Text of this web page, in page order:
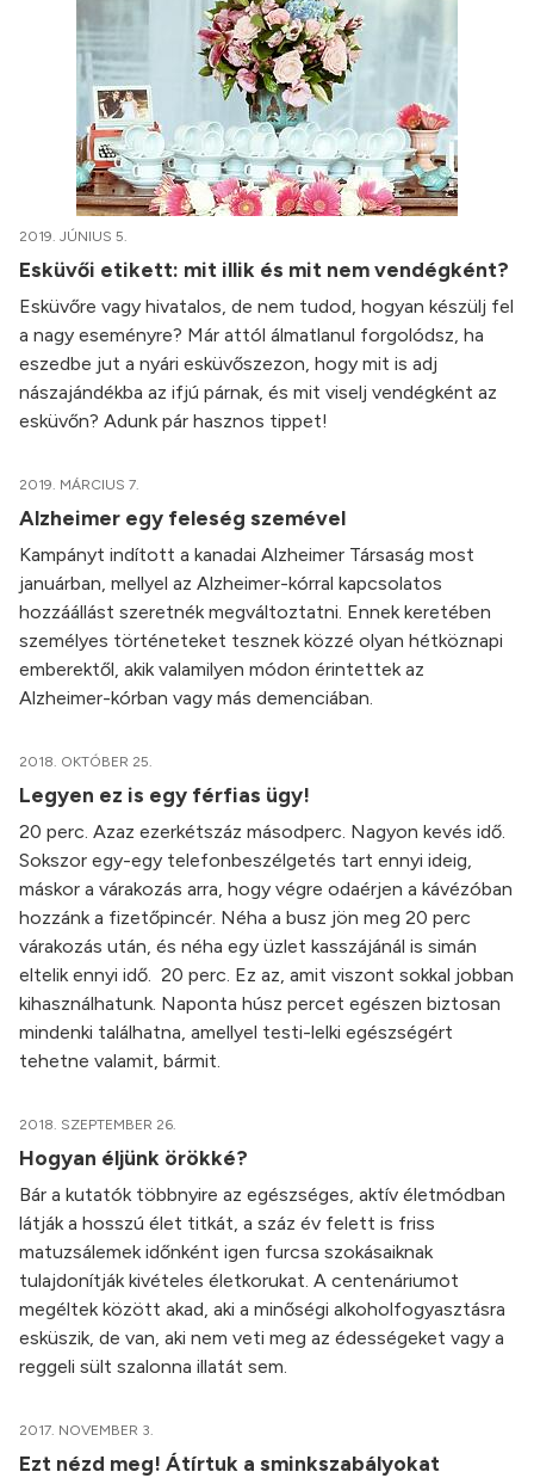
2019. JÚNIUS 5.
Esküvői etikett: mit illik és mit nem vendégként?
Esküvőre vagy hivatalos, de nem tudod, hogyan készülj fel
a nagy eseményre? Már attól álmatlanul forgolódsz, ha
eszedbe jut a nyári esküvőszezon, hogy mit is adj
nászajándékba az ifjú párnak, és mit viselj vendégként az
esküvőn? Adunk pár hasznos tippet!
2019. MÁRCIUS 7.
Alzheimer egy feleség szemével
Kampányt indított a kanadai Alzheimer Társaság most
januárban, mellyel az Alzheimer-kórral kapcsolatos
hozzáállást szeretnék megváltoztatni. Ennek keretében
személyes történeteket tesznek közzé olyan hétköznapi
emberektől, akik valamilyen módon érintettek az
Alzheimer-kórban vagy más demenciában.
2018. OKTÓBER 25.
Legyen ez is egy férfias ügy!
20 perc. Azaz ezerkétszáz másodperc. Nagyon kevés idő.
Sokszor egy-egy telefonbeszélgetés tart ennyi ideig,
máskor a várakozás arra, hogy végre odaérjen a kávézóban
hozzánk a fizetőpincér. Néha a busz jön meg 20 perc
várakozás után, és néha egy üzlet kasszájánál is simán
eltelik ennyi idő. 20 perc. Ez az, amit viszont sokkal jobban
kihasználhatunk. Naponta húsz percet egészen biztosan
mindenki találhatna, amellyel testi-lelki egészségért
tehetne valamit, bármit.
2018. SZEPTEMBER 26.
Hogyan éljünk örökké?
Bár a kutatók többnyire az egészséges, aktív életmódban
látják a hosszú élet titkát, a száz év felett is friss
matuzsálemek időnként igen furcsa szokásaiknak
tulajdonítják kivételes életkorukat. A centenáriumot
megéltek között akad, aki a minőségi alkoholfogyasztásra
esküszik, de van, aki nem veti meg az édességeket vagy a
reggeli sült szalonna illatát sem.
2017. NOVEMBER 3.
Ezt nézd meg! Átírtuk a sminkszabályokat